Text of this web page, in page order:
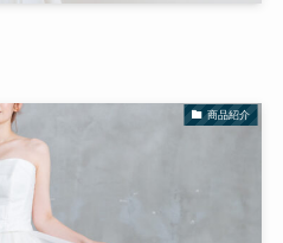
商品紹介